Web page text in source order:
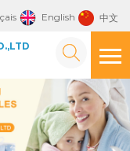
English 中文